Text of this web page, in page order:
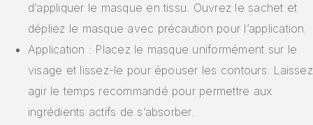
d’appliquer le masque en tissu. Ouvrez le sachet et
dépliez le masque avec précaution pour l’application.
Application : Placez le masque uniformément sur le
visage et lissez-le pour épouser les contours. Laissez
agir le temps recommandé pour permettre aux
ingrédients actifs de s’absorber.